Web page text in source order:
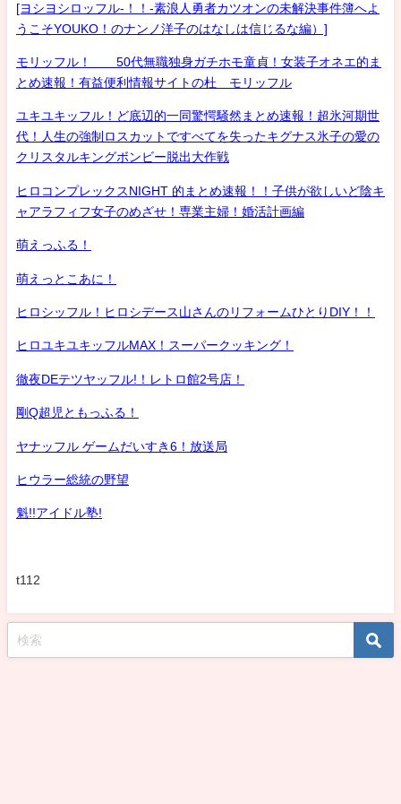
[ヨシヨシロッフル-！！-素浪人勇者カツオンの未解決事件簿へよ
うこそYOUKO！のナンノ洋子のはなしは信じるな編）]
モリッフル！ 50代無職独身ガチホモ童貞！女装子オネエ的ま
とめ速報！有益便利情報サイトの杜 モリッフル
ユキユキッフル！ど底辺的一同驚愕騒然まとめ速報！超氷河期世
代！人生の強制ロスカットですべてを失ったキグナス氷子の愛の
クリスタルキングボンビー脱出大作戦
ヒロコンプレックスNIGHT 的まとめ速報！！子供が欲しいど陰キ
ャアラフィフ女子のめざせ！専業主婦！婚活計画編
萌えっふる！
萌えっとこあに！
ヒロシッフル！ヒロシデース山さんのリフォームひとりDIY！！
ヒロユキユキッフルMAX！スーパークッキング！
徹夜DEテツヤッフル!！レトロ館2号店！
剛Q超児ともっふる！
ヤナッフル ゲームだいすき6！放送局
ヒウラー総統の野望
魁!!アイドル塾!
t112